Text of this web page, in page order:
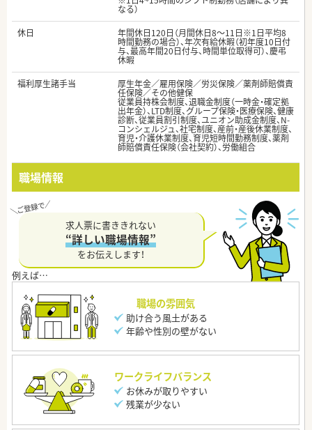
なる）
休日
年間休日120日（月間休日8～11日※1日平均8
時間勤務の場合）、年次有給休暇（初年度10日付
与、最高年間20日付与、時間単位取得可）、慶弔
休暇
福利厚生諸手当
厚生年金／雇用保険／労災保険／薬剤師賠償責
任保険／その他健保
従業員持株会制度、退職金制度（一時金・確定拠
出年金）、LTD制度、グループ保険・医療保険、健康
診断、従業員割引制度、ユニオン助成金制度、N-
コンシェルジュ、社宅制度、産前・産後休業制度、
育児・介護休業制度、育児短時間勤務制度、薬剤
師賠償責任保険（会社契約）、労働組合
職場情報
求人票に書ききれない
“詳しい職場情報”
をお伝えします！
職場の雰囲気
助け合う風土がある
年齢や性別の壁がない
ワークライフバランス
お休みが取りやすい
残業が少ない